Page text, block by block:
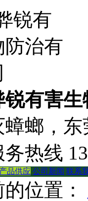
锐有害
蟑螂，
务热线
产品供应 公司新闻 联系
位置：